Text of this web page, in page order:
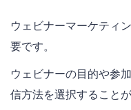
ウェビナーマーケティ
要です。
ウェビナーの目的や参
信方法を選択すること